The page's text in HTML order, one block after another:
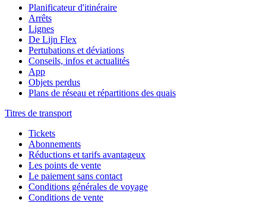
Planificateur d'itinéraire
Arrêts
Lignes
De Lijn Flex
Pertubations et déviations
Conseils, infos et actualités
App
Objets perdus
Plans de réseau et répartitions des quais
Titres de transport
Tickets
Abonnements
Réductions et tarifs avantageux
Les points de vente
Le paiement sans contact
Conditions générales de voyage
Conditions de vente